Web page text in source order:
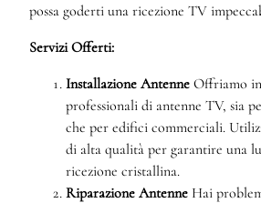
possa goderti una ricezione TV
Servizi Offerti:
Installazione Antenne Offriamo
professionali di antenne TV, sia
che per edifici commerciali.
di alta qualità per garantire una
ricezione cristallina.
Riparazione Antenne Hai